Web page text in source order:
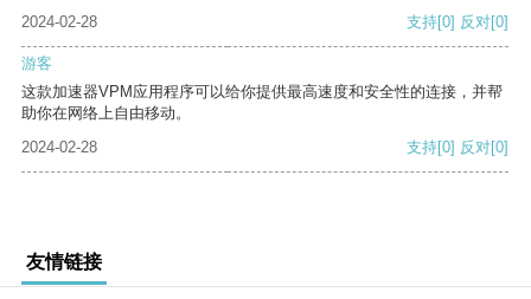
2024-02-28 支持[0] 反对[0]
游客
这款加速器VPM应用程序可以给你提供最高速度和安全性的连接，并帮
助你在网络上自由移动。
2024-02-28
支持[0] 反对[0]
友情链接